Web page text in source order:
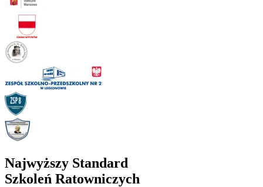
Najwyższy Standard
Szkoleń Ratowniczych